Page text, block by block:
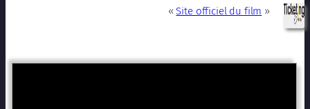
«Site officiel du film »